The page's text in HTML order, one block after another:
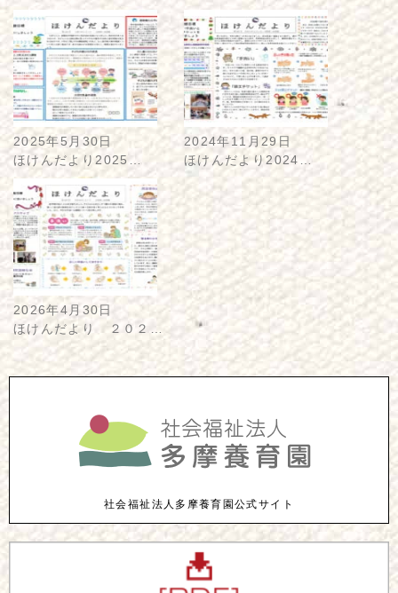
2025年5月30日
ほけんだより2025…
2024年11月29日
ほけんだより2024…
2026年4月30日
ほけんだより ２０２…
社会福祉法人多摩養育園公式サイト